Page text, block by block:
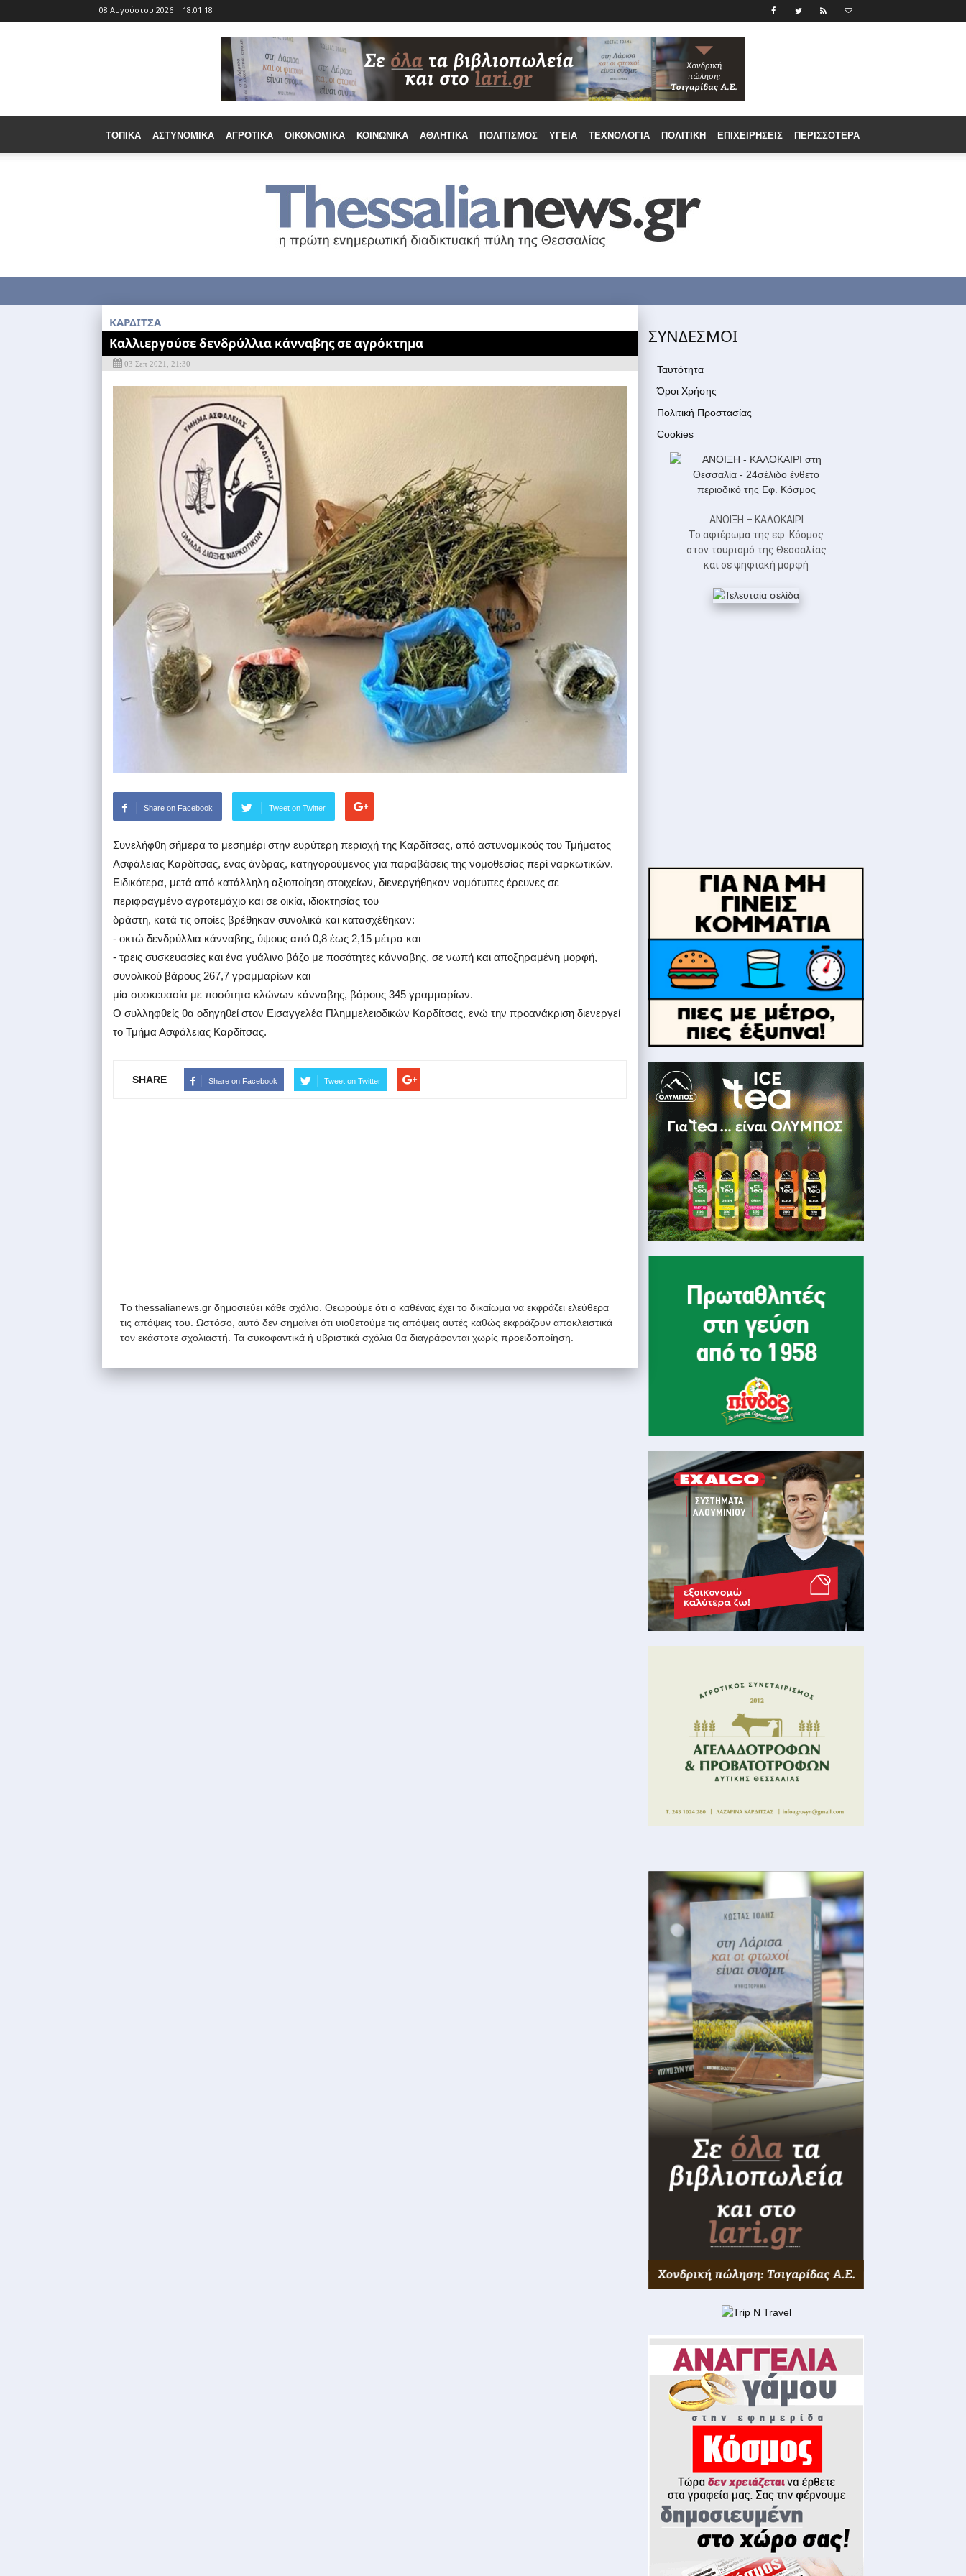
08 Αυγούστου 2026 | 18:01:20
ΤΟΠΙΚΆ ΑΣΤΥΝΟΜΙΚΆ ΑΓΡΟΤΙΚΆ ΟΙΚΟΝΟΜΙΚΆ ΚΟΙΝΩΝΙΚΆ ΑΘΛΗΤΙΚΆ ΠΟΛΙΤΙΣΜΌΣ ΥΓΕΊΑ ΤΕΧΝΟΛΟΓΊΑ ΠΟΛΙΤΙΚΉ ΕΠΙΧΕΙΡΉΣΕΙΣ ΠΕΡΙΣΣΟΤΕΡΑ
ΚΑΡΔΙΤΣΑ
Καλλιεργούσε δενδρύλλια κάνναβης σε αγρόκτημα
03 Σεπ 2021, 21:30
Share on Facebook Tweet on Twitter
Συνελήφθη σήμερα το μεσημέρι στην ευρύτερη περιοχή της Καρδίτσας, από αστυνομικούς του Τμήματος
Ασφάλειας Καρδίτσας, ένας άνδρας, κατηγορούμενος για παραβάσεις της νομοθεσίας περί ναρκωτικών.
Ειδικότερα, μετά από κατάλληλη αξιοποίηση στοιχείων, διενεργήθηκαν νομότυπες έρευνες σε
περιφραγμένο αγροτεμάχιο και σε οικία, ιδιοκτησίας του
δράστη, κατά τις οποίες βρέθηκαν συνολικά και κατασχέθηκαν:
- οκτώ δενδρύλλια κάνναβης, ύψους από 0,8 έως 2,15 μέτρα και
- τρεις συσκευασίες και ένα γυάλινο βάζο με ποσότητες κάνναβης, σε νωπή και αποξηραμένη μορφή,
συνολικού βάρους 267,7 γραμμαρίων και
μία συσκευασία με ποσότητα κλώνων κάνναβης, βάρους 345 γραμμαρίων.
Ο συλληφθείς θα οδηγηθεί στον Εισαγγελέα Πλημμελειοδικών Καρδίτσας, ενώ την προανάκριση διενεργεί
το Τμήμα Ασφάλειας Καρδίτσας.
SHARE Share on Facebook Tweet on Twitter
Tο thessalianews.gr δημοσιεύει κάθε σχόλιο. Θεωρούμε ότι ο καθένας έχει το δικαίωμα να εκφράζει ελεύθερα
τις απόψεις του. Ωστόσο, αυτό δεν σημαίνει ότι υιοθετούμε τις απόψεις αυτές καθώς εκφράζουν αποκλειστικά
τον εκάστοτε σχολιαστή. Τα συκοφαντικά ή υβριστικά σχόλια θα διαγράφονται χωρίς προειδοποίηση.
ΣΥΝΔΕΣΜΟΙ
Ταυτότητα
Όροι Χρήσης
Πολιτική Προστασίας
Cookies
ΑΝΟΙΞΗ – ΚΑΛΟΚΑΙΡΙ
Το αφιέρωμα της εφ. Κόσμος
στον τουρισμό της Θεσσαλίας
και σε ψηφιακή μορφή